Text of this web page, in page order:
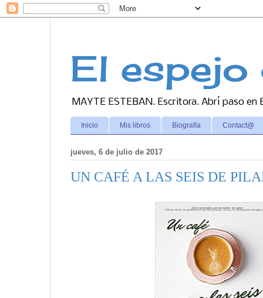
El espejo
MAYTE ESTEBAN. Escritora. Abrí paso
Inicio Mis libros Biografía Contact@
jueves, 6 de julio de 2017
UN CAFÉ A LAS SEIS DE